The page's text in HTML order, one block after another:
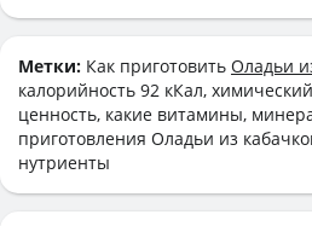
Метки: Как приготовить Оладьи
калорийность 92 кКал,
ценность, какие витамины,
приготовления Оладьи из
нутриенты